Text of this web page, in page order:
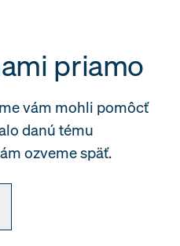
priamo
vám mohli pomôcť
danú tému
ozveme späť.